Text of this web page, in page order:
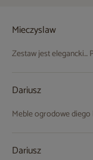
Mieczyslaw
Zestaw jest elegancki...
Dariusz
Meble ogrodowe diego
Dariusz